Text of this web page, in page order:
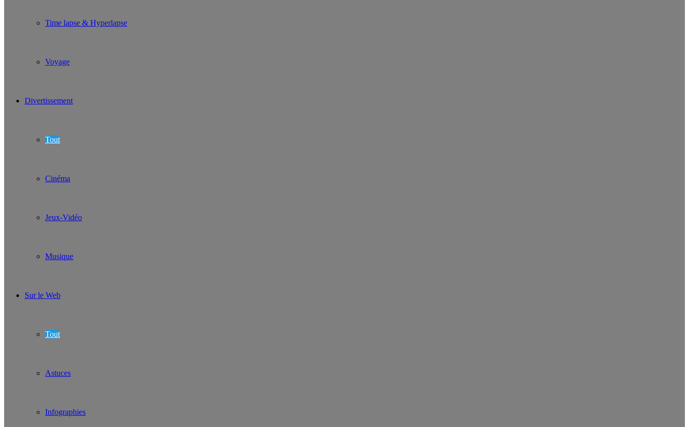
Time lapse & Hyperlapse
Voyage
Divertissement
Tout
Cinéma
Jeux-Vidéo
Musique
Sur le Web
Tout
Astuces
Infographies